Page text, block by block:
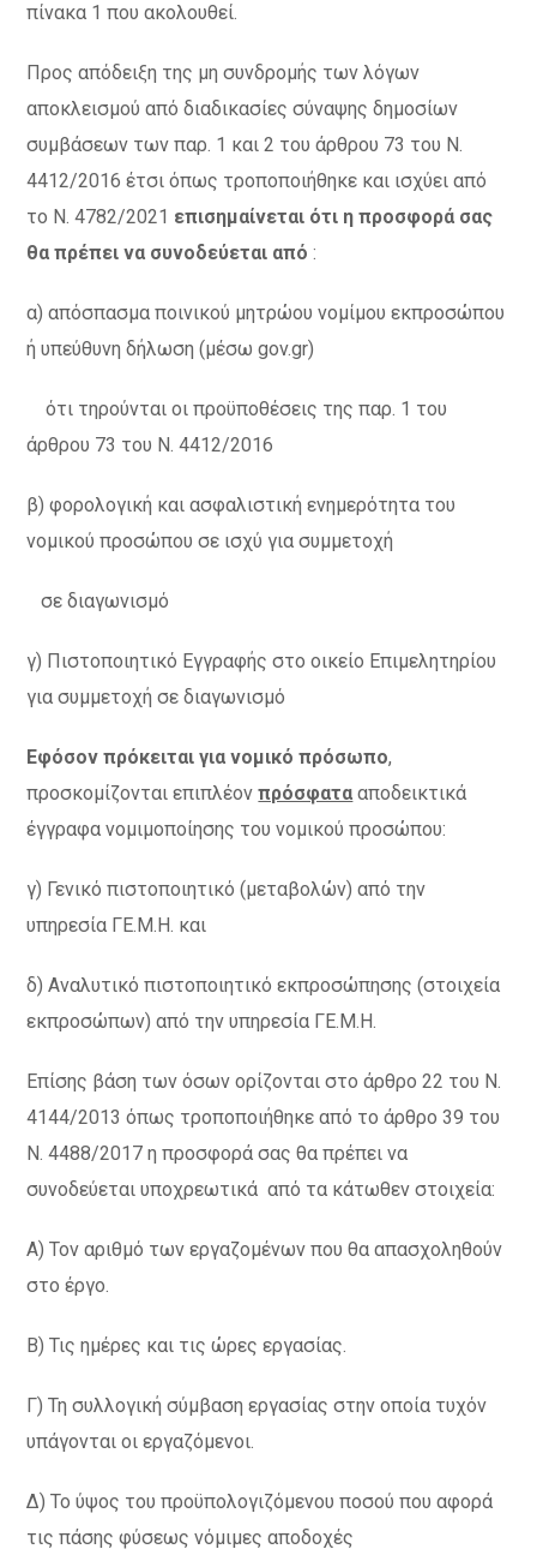
πίνακα 1 που ακολουθεί.
Προς απόδειξη της μη συνδρομής των λόγων
αποκλεισμού από διαδικασίες σύναψης δημοσίων
συμβάσεων των παρ. 1 και 2 του άρθρου 73 του Ν.
4412/2016 έτσι όπως τροποποιήθηκε και ισχύει από
το Ν. 4782/2021 επισημαίνεται ότι η προσφορά σας
θα πρέπει να συνοδεύεται από :
α) απόσπασμα ποινικού μητρώου νομίμου εκπροσώπου
ή υπεύθυνη δήλωση (μέσω gov.gr)
ότι τηρούνται οι προϋποθέσεις της παρ. 1 του
άρθρου 73 του Ν. 4412/2016
β) φορολογική και ασφαλιστική ενημερότητα του
νομικού προσώπου σε ισχύ για συμμετοχή
σε διαγωνισμό
γ) Πιστοποιητικό Εγγραφής στο οικείο Επιμελητηρίου
για συμμετοχή σε διαγωνισμό
Εφόσον πρόκειται για νομικό πρόσωπο,
προσκομίζονται επιπλέονπρόσφατα αποδεικτικά
έγγραφα νομιμοποίησης του νομικού προσώπου:
γ) Γενικό πιστοποιητικό (μεταβολών) από την
υπηρεσία ΓΕ.Μ.Η. και
δ) Αναλυτικό πιστοποιητικό εκπροσώπησης (στοιχεία
εκπροσώπων) από την υπηρεσία ΓΕ.Μ.Η.
Επίσης βάση των όσων ορίζονται στο άρθρο 22 του Ν.
4144/2013 όπως τροποποιήθηκε από το άρθρο 39 του
Ν. 4488/2017 η προσφορά σας θα πρέπει να
συνοδεύεται υποχρεωτικά από τα κάτωθεν στοιχεία:
Α) Τον αριθμό των εργαζομένων που θα απασχοληθούν
στο έργο.
Β) Τις ημέρες και τις ώρες εργασίας.
Γ) Τη συλλογική σύμβαση εργασίας στην οποία τυχόν
υπάγονται οι εργαζόμενοι.
Δ) Το ύψος του προϋπολογιζόμενου ποσού που αφορά
τις πάσης φύσεως νόμιμες αποδοχές